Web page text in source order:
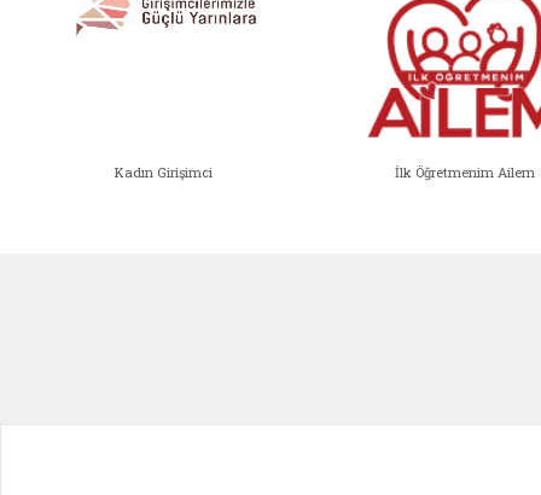
Kadın Girişimci İlk Öğretmenim Ailem